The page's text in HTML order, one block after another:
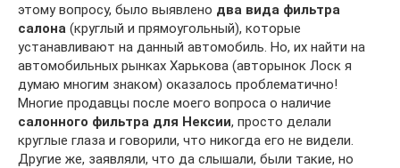
этому вопросу, было выявлено два вида фильтра
салона (круглый и прямоугольный), которые
устанавливают на данный автомобиль. Но, их найти на
автомобильных рынках Харькова (авторынок Лоск я
думаю многим знаком) оказалось проблематично!
Многие продавцы после моего вопроса о наличие
салонного фильтра для Нексии, просто делали
круглые глаза и говорили, что никогда его не видели.
Другие же, заявляли, что да слышали, были такие, но